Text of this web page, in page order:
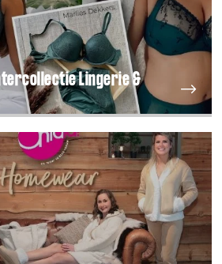
Lingerie &